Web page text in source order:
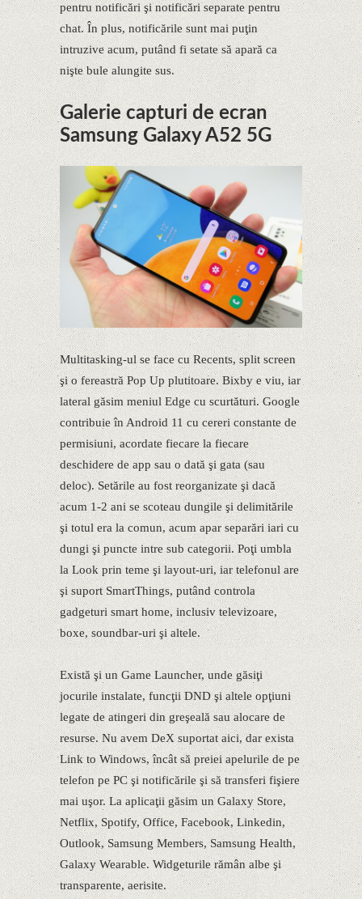
pentru notificări şi notificări separate pentru
chat. În plus, notificările sunt mai puţin
intruzive acum, putând fi setate să apară ca
nişte bule alungite sus.
Galerie capturi de ecran
Samsung Galaxy A52 5G
Multitasking-ul se face cu Recents, split screen
şi o fereastră Pop Up plutitoare. Bixby e viu, iar
lateral găsim meniul Edge cu scurtături. Google
contribuie în Android 11 cu cereri constante de
permisiuni, acordate fiecare la fiecare
deschidere de app sau o dată şi gata (sau
deloc). Setările au fost reorganizate şi dacă
acum 1-2 ani se scoteau dungile şi delimitările
şi totul era la comun, acum apar separări iari cu
dungi şi puncte intre sub categorii. Poţi umbla
la Look prin teme şi layout-uri, iar telefonul are
şi suport SmartThings, putând controla
gadgeturi smart home, inclusiv televizoare,
boxe, soundbar-uri şi altele.
Există şi un Game Launcher, unde găsiţi
jocurile instalate, funcţii DND şi altele opţiuni
legate de atingeri din greşeală sau alocare de
resurse. Nu avem DeX suportat aici, dar exista
Link to Windows, încât să preiei apelurile de pe
telefon pe PC şi notificările şi să transferi fişiere
mai uşor. La aplicaţii găsim un Galaxy Store,
Netflix, Spotify, Office, Facebook, Linkedin,
Outlook, Samsung Members, Samsung Health,
Galaxy Wearable. Widgeturile rămân albe şi
transparente, aerisite.